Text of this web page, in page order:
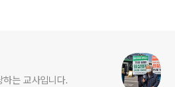
는 교사입니다.